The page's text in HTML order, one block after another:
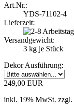
Art.Nr.:
YDS-71102-4
Lieferzeit:
Versandgewicht:
3 kg je Stück
Dekor Ausführung:
249,00 EUR
inkl. 19% MwSt. zzgl.